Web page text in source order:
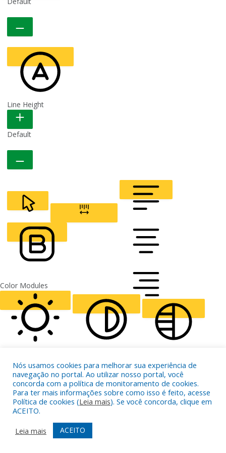
READABLE FONT
Line Height
Default
CURSOR
ALIGN TEXT
FONT WEIGHT
Color Modules
LIGHT CONTRAST HIGH CONTRAST MONOCHROME
Nós usamos cookies para melhorar sua experiência de
navegação no portal. Ao utilizar nosso portal, você
concorda com a política de monitoramento de cookies.
Para ter mais informações sobre como isso é feito, acesse
Política de cookies (Leia mais). Se você concorda, clique em
ACEITO.
Leia mais
ACEITO